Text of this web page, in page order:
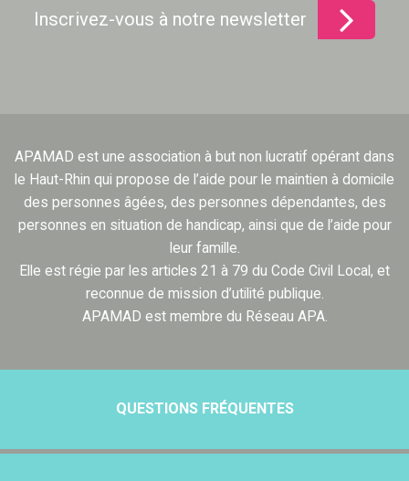
Inscrivez-vous à notre newsletter
APAMAD est une association à but non lucratif opérant dans
le Haut-Rhin qui propose de l’aide pour le maintien à domicile
des personnes âgées, des personnes dépendantes, des
personnes en situation de handicap, ainsi que de l’aide pour
leur famille.
Elle est régie par les articles 21 à 79 du Code Civil Local, et
reconnue de mission d’utilité publique.
APAMAD est membre du Réseau APA.
QUESTIONS FRÉQUENTES